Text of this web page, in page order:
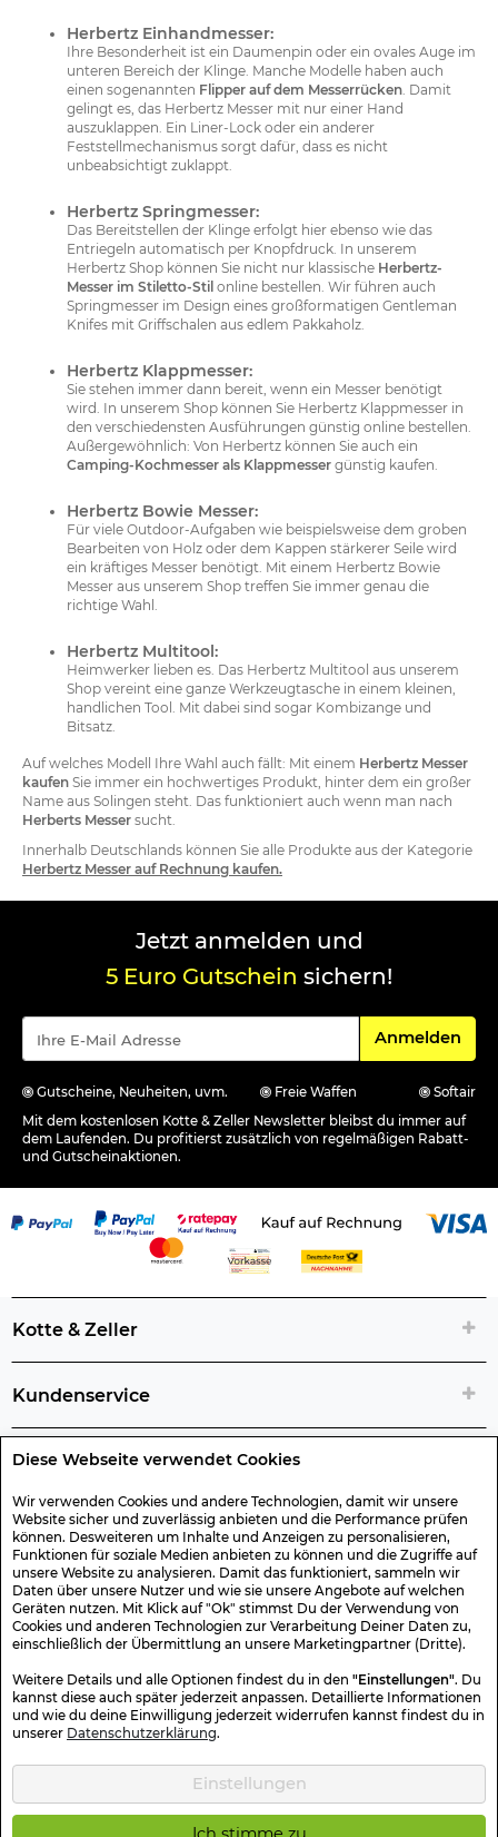
Diese Webseite verwendet Cookies
Wir verwenden Cookies und andere Technologien, damit wir unsere
Website sicher und zuverlässig anbieten und die Performance prüfen
können. Desweiteren um Inhalte und Anzeigen zu personalisieren,
Funktionen für soziale Medien anbieten zu können und die Zugriffe auf
unsere Website zu analysieren. Damit das funktioniert, sammeln wir
Daten über unsere Nutzer und wie sie unsere Angebote auf welchen
Geräten nutzen. Mit Klick auf "Ok" stimmst Du der Verwendung von
Cookies und anderen Technologien zur Verarbeitung Deiner Daten zu,
einschließlich der Übermittlung an unsere Marketingpartner (Dritte).
Weitere Details und alle Optionen findest du in den "Einstellungen". Du
kannst diese auch später jederzeit anpassen. Detaillierte Informationen
und wie du deine Einwilligung jederzeit widerrufen kannst findest du in
unserer Datenschutzerklärung.
Einstellungen
Herbertz Einhandmesser:
Ihre Besonderheit ist ein Daumenpin oder ein ovales Auge im
unteren Bereich der Klinge. Manche Modelle haben auch
einen sogenannten Flipper auf dem Messerrücken . Damit
gelingt es, das Herbertz Messer mit nur einer Hand
auszuklappen. Ein Liner-Lock oder ein anderer
Feststellmechanismus sorgt dafür, dass es nicht
unbeabsichtigt zuklappt.
Herbertz Springmesser:
Das Bereitstellen der Klinge erfolgt hier ebenso wie das
Entriegeln automatisch per Knopfdruck. In unserem
Herbertz Shop können Sie nicht nur klassische Herbertz-
Messer im Stiletto-Stil online bestellen. Wir führen auch
Springmesser im Design eines großformatigen Gentleman
Knifes mit Griffschalen aus edlem Pakkaholz.
Herbertz Klappmesser:
Sie stehen immer dann bereit, wenn ein Messer benötigt
wird. In unserem Shop können Sie Herbertz Klappmesser in
den verschiedensten Ausführungen günstig online bestellen.
Außergewöhnlich: Von Herbertz können Sie auch ein
Camping-Kochmesser als Klappmesser günstig kaufen.
Herbertz Bowie Messer:
Für viele Outdoor-Aufgaben wie beispielsweise dem groben
Bearbeiten von Holz oder dem Kappen stärkerer Seile wird
ein kräftiges Messer benötigt. Mit einem Herbertz Bowie
Messer aus unserem Shop treffen Sie immer genau die
richtige Wahl.
Herbertz Multitool:
Heimwerker lieben es. Das Herbertz Multitool aus unserem
Shop vereint eine ganze Werkzeugtasche in einem kleinen,
handlichen Tool. Mit dabei sind sogar Kombizange und
Bitsatz.
Auf welches Modell Ihre Wahl auch fällt: Mit einem Herbertz Messer
kaufen Sie immer ein hochwertiges Produkt, hinter dem ein großer
Name aus Solingen steht. Das funktioniert auch wenn man nach
Herberts Messer sucht.
Innerhalb Deutschlands können Sie alle Produkte aus der Kategorie
Herbertz Messer auf Rechnung kaufen.
Jetzt anmelden und
5 Euro Gutschein sichern!
Für den
Anmelden
Gutscheine, Neuheiten, uvm. Freie Waffen
Softair
Mit dem kostenlosen Kotte & Zeller Newsletter bleibst du immer auf
dem Laufenden. Du profitierst zusätzlich von regelmäßigen Rabatt-
und Gutscheinaktionen.
Kotte & Zeller
Kundenservice
Rechtliche Artikelinfos
Geschenk-Gutscheine
Versand & Rücksendung
Sicher Einkaufen
Kotte & Zeller 2026 © Alle Rechte vorbehalten. Die durchgestrichenen